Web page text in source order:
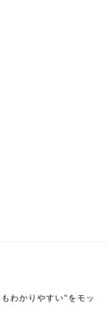
わかりやすい"をモッ